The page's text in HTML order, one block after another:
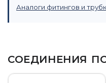
Аналоги фитингов и
СОЕДИНЕНИЯ